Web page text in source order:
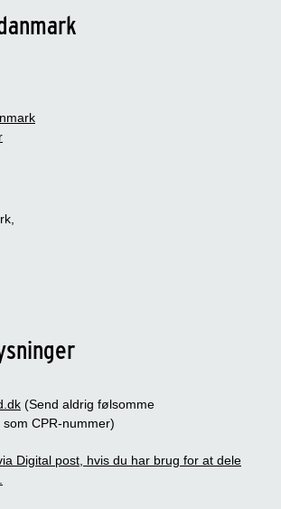
(Send aldrig følsomme
CPR-nummer)
Digital post, hvis du har brug for at dele